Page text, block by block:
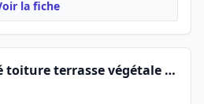
la fiche
ALPTECH étanchéité toiture terrasse végétale grenoble chambery recherche de fuite garage toit végétalisée rénovation